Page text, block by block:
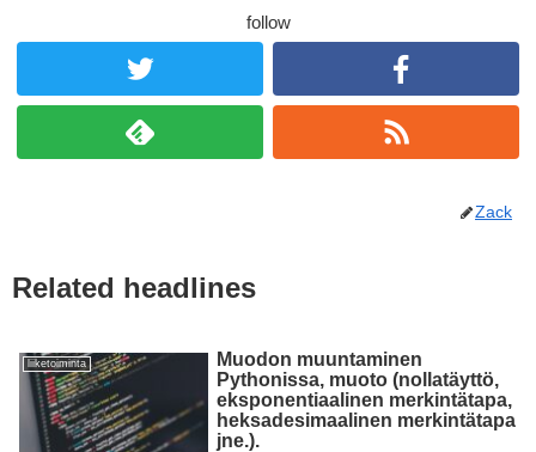
follow
Zack
Related headlines
liiketoiminta
Muodon muuntaminen
Pythonissa, muoto (nollatäyttö,
eksponentiaalinen merkintätapa,
heksadesimaalinen merkintätapa
jne.).